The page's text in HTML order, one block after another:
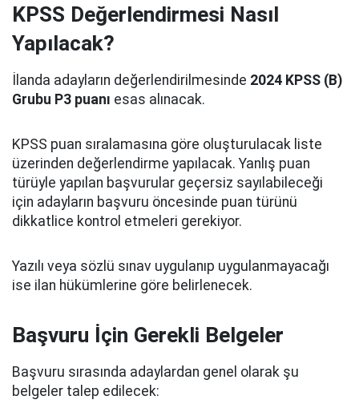
KPSS Değerlendirmesi Nasıl
Yapılacak?
İlanda adayların değerlendirilmesinde 2024 KPSS (B)
Grubu P3 puanı esas alınacak.
KPSS puan sıralamasına göre oluşturulacak liste
üzerinden değerlendirme yapılacak. Yanlış puan
türüyle yapılan başvurular geçersiz sayılabileceği
için adayların başvuru öncesinde puan türünü
dikkatlice kontrol etmeleri gerekiyor.
Yazılı veya sözlü sınav uygulanıp uygulanmayacağı
ise ilan hükümlerine göre belirlenecek.
Başvuru İçin Gerekli Belgeler
Başvuru sırasında adaylardan genel olarak şu
belgeler talep edilecek: